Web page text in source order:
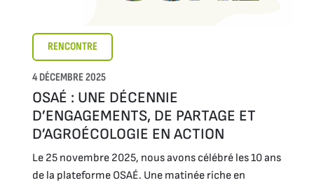
RENCONTRE
4 DÉCEMBRE 2025
OSAÉ : UNE DÉCENNIE
D’ENGAGEMENTS, DE PARTAGE ET
D’AGROÉCOLOGIE EN ACTION
Le 25 novembre 2025, nous avons célébré les 10 ans
de la plateforme OSAÉ. Une matinée riche en